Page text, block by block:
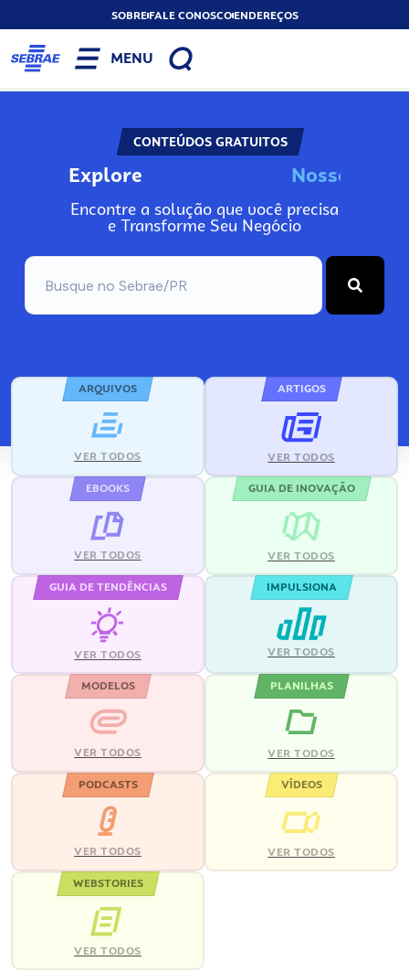
SOBREFALE CONOSCOENDEREÇOS
MENU
CONTEÚDOS GRATUITOS
Explore N
No
Encontre a solução que você precisa
e Transforme Seu Negócio
ARQUIVOS
VER TODOS
ARTIGOS
VER TODOS
EBOOKS
VER TODOS
GUIA DE INOVAÇÃO
VER TODOS
GUIA DE TENDÊNCIAS
VER TODOS
IMPULSIONA
VER TODOS
MODELOS
VER TODOS
PLANILHAS
VER TODOS
PODCASTS
VER TODOS
VÍDEOS
VER TODOS
WEBSTORIES
VER TODOS